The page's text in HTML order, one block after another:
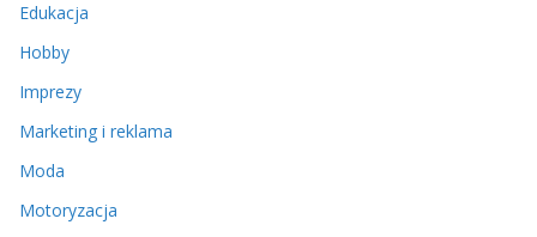
Edukacja
Hobby
Imprezy
Marketing i reklama
Moda
Motoryzacja